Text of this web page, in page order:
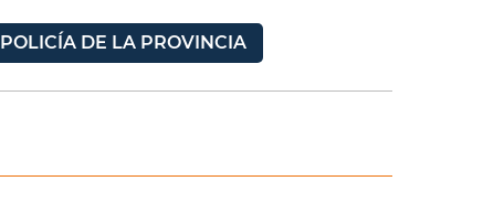
POLICÍA DE LA PROVINCIA